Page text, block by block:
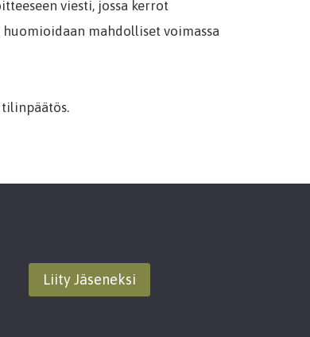
viesti, jossa kerrot
mahdolliset voimassa
Liity Jäseneksi